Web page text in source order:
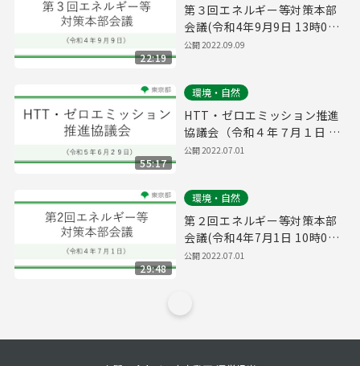
22:19
第３回エネルギー等対策本部
会議(令和4年9月9日 13時00
分～)
公開2022.09.09
55:17
環境・自然
HTT・ゼロエミッション推進
協議会（令和４年７月１日 11
時00分～）
公開2022.07.01
29:48
環境・自然
第２回エネルギー等対策本部
会議(令和4年7月1日 10時00
分～)
公開2022.07.01